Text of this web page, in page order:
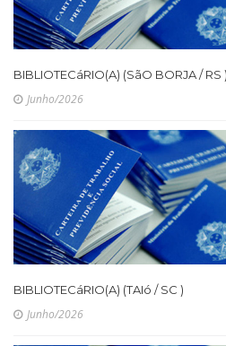
BIBLIOTECáRIO(A) (SãO BORJA / RS )
Junho/2026
BIBLIOTECáRIO(A) (TAIó / SC )
Junho/2026